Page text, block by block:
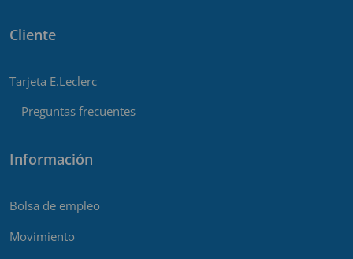
Cliente
Tarjeta E.Leclerc
Preguntas frecuentes
Información
Bolsa de empleo
Movimiento